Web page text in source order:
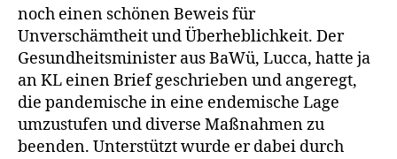
noch einen schönen Beweis für
Unverschämtheit und Überheblichkeit. Der
Gesundheitsminister aus BaWü, Lucca, hatte ja
an KL einen Brief geschrieben und angeregt,
die pandemische in eine endemische Lage
umzustufen und diverse Maßnahmen zu
beenden. Unterstützt wurde er dabei durch